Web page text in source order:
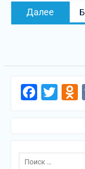
Далее
Поиск
по: